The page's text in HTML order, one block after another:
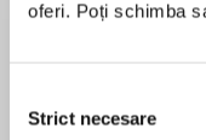
oferi. Poți schimba
consimțământului
Strict necesare
de...
Dani Francis